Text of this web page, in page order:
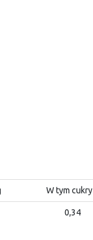
W tym
0,34